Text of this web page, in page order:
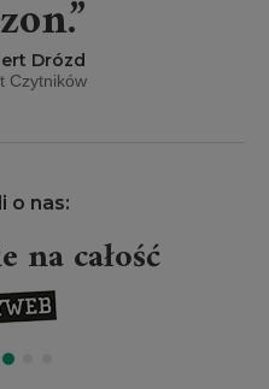
Drózd
Czytników
o nas:
na całość